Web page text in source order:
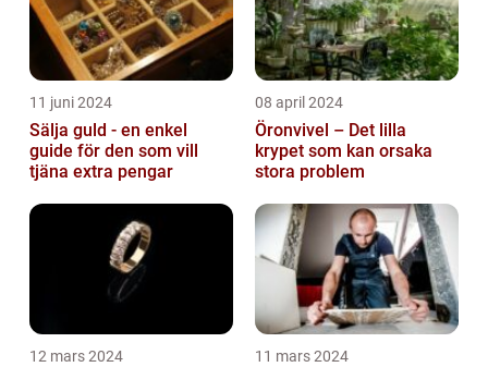
11 juni 2024
Sälja guld - en enkel
guide för den som vill
tjäna extra pengar
08 april 2024
Öronvivel – Det lilla
krypet som kan orsaka
stora problem
12 mars 2024 11 mars 2024